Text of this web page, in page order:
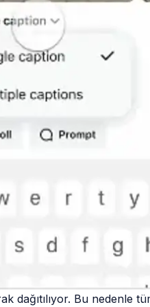
dağıtılıyor. Bu nedenle